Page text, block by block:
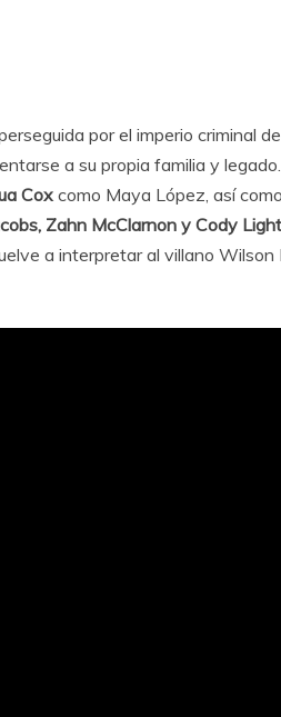
por el imperio criminal de
a su propia familia y legado.
Coxcomo Maya López, así
Zahn McClarnon y Cody
a interpretar al villano Wilson